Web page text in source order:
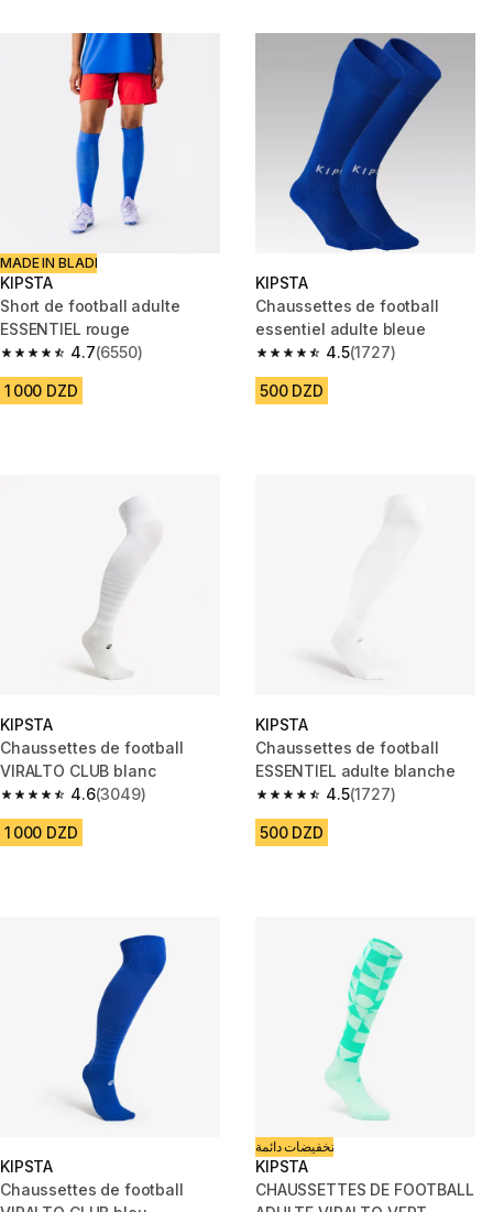
MADE IN BLADI
KIPSTA
Short de football adulte
ESSENTIEL rouge
4.7
4.7 out of 5 stars from 6550 reviews
(6550)
1 000 DZD
KIPSTA
Chaussettes de football
essentiel adulte bleue
4.5
4.5 out of 5 stars from 1727
(1727)
500 DZD
KIPSTA
Chaussettes de football
VIRALTO CLUB blanc
4.6
4.6 out of 5 stars from 3049 reviews
(3049)
1 000 DZD
KIPSTA
Chaussettes de football
ESSENTIEL adulte blanche
4.5
4.5 out of 5 stars from 1727
(1727)
500 DZD
KIPSTA
Chaussettes de football
تخفيضات دائمة
KIPSTA
CHAUSSETTES DE FOOTBALL